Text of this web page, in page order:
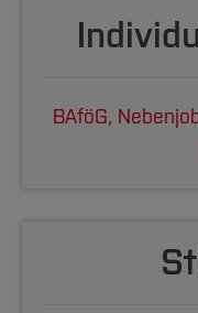
BAföG,